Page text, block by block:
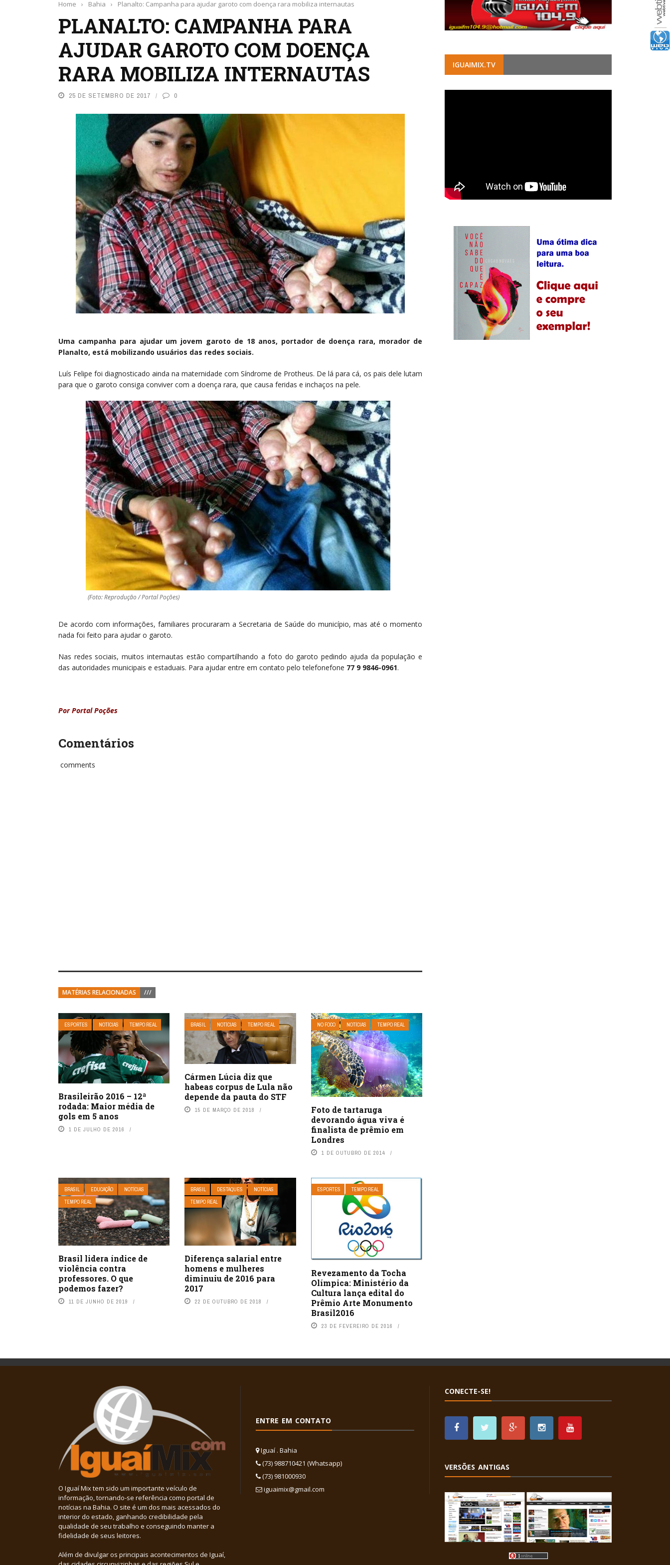
Home › Bahia › Planalto: Campanha para ajudar garoto com doença rara mobiliza internautas
PLANALTO: CAMPANHA PARA
AJUDAR GAROTO COM DOENÇA
RARA MOBILIZA INTERNAUTAS
25 DE SETEMBRO DE 2017 0
Uma campanha para ajudar um jovem garoto de 18 anos, portador de doença rara, morador de
Planalto, está mobilizando usuários das redes sociais.
Luís Felipe foi diagnosticado ainda na maternidade com Síndrome de Protheus. De lá para cá, os pais dele lutam
para que o garoto consiga conviver com a doença rara, que causa feridas e inchaços na pele.
(Foto: Reprodução / Portal Poções)
De acordo com informações, familiares procuraram a Secretaria de Saúde do município, mas até o momento
nada foi feito para ajudar o garoto.
Nas redes sociais, muitos internautas estão compartilhando a foto do garoto pedindo ajuda da população e
das autoridades municipais e estaduais. Para ajudar entre em contato pelo telefonefone 77 9 9846-0961.
Por Portal Poções
Comentários
comments
MATÉRIAS RELACIONADAS ///
ESPORTES NOTÍCIAS TEMPO REAL
Brasileirão 2016 – 12ª
rodada: Maior média de
gols em 5 anos
1 DE JULHO DE 2016
BRASIL NOTÍCIAS TEMPO REAL
Cármen Lúcia diz que
habeas corpus de Lula não
depende da pauta do STF
15 DE MARÇO DE 2018
NO FOCO NOTÍCIAS TEMPO REAL
Foto de tartaruga
devorando água viva é
finalista de prêmio em
Londres
1 DE OUTUBRO DE 2014
BRASIL EDUCAÇÃO
NOTÍCIAS
TEMPO REAL
Brasil lidera índice de
violência contra
professores. O que
podemos fazer?
11 DE JUNHO DE 2019
BRASIL DESTAQUES
NOTÍCIAS
TEMPO REAL
Diferença salarial entre
homens e mulheres
diminuiu de 2016 para
2017
22 DE OUTUBRO DE 2018
ESPORTES TEMPO REAL
Revezamento da Tocha
Olímpica: Ministério da
Cultura lança edital do
Prêmio Arte Monumento
Brasil2016
23 DE FEVEREIRO DE 2016
IGUAIMIX.TV
O Iguaí Mix tem sido um importante veículo de
informação, tornando-se referência como portal de
notícias na Bahia. O site é um dos mais acessados do
interior do estado, ganhando credibilidade pela
qualidade de seu trabalho e conseguindo manter a
fidelidade de seus leitores.
Além de divulgar os principais acontecimentos de Iguaí,
ENTRE EM CONTATO
Iguaí . Bahia
(73) 988710421 (Whatsapp)
(73) 981000930
iguaimix@gmail.com
CONECTE-SE!
VERSÕES ANTIGAS